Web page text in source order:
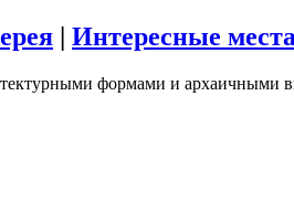
| Интересные места
формами и архаичными